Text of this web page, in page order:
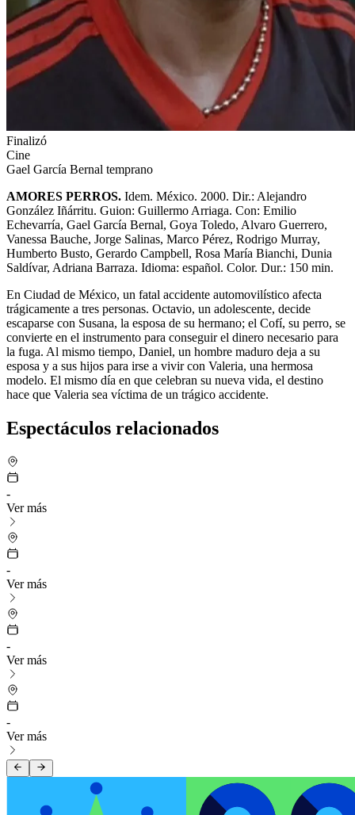
Finalizó
Cine
Gael García Bernal temprano
AMORES PERROS. Idem. México. 2000. Dir.: Alejandro
González Iñárritu. Guion: Guillermo Arriaga. Con: Emilio
Echevarría, Gael García Bernal, Goya Toledo, Alvaro Guerrero,
Vanessa Bauche, Jorge Salinas, Marco Pérez, Rodrigo Murray,
Humberto Busto, Gerardo Campbell, Rosa María Bianchi, Dunia
Saldívar, Adriana Barraza. Idioma: español. Color. Dur.: 150 min.
En Ciudad de México, un fatal accidente automovilístico afecta
trágicamente a tres personas. Octavio, un adolescente, decide
escaparse con Susana, la esposa de su hermano; el Cofí, su perro, se
convierte en el instrumento para conseguir el dinero necesario para
la fuga. Al mismo tiempo, Daniel, un hombre maduro deja a su
esposa y a sus hijos para irse a vivir con Valeria, una hermosa
modelo. El mismo día en que celebran su nueva vida, el destino
hace que Valeria sea víctima de un trágico accidente.
Espectáculos relacionados
-
Ver más
-
Ver más
-
Ver más
-
Ver más